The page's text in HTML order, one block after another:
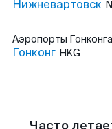
Нижневартовск
Аэропорты Гонконга
Гонконг HKG
Часто